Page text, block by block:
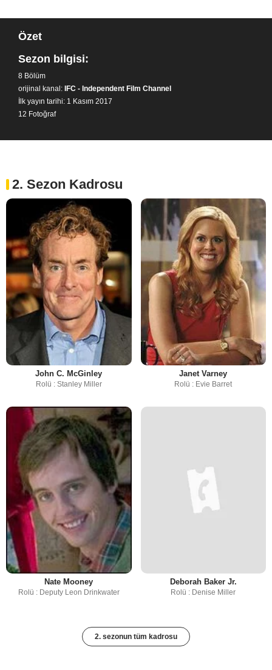
Özet
Sezon bilgisi:
8 Bölüm
orijinal kanal: IFC - Independent Film Channel
İlk yayın tarihi: 1 Kasım 2017
12 Fotoğraf
2. Sezon Kadrosu
John C. McGinley
Rolü : Stanley Miller
Janet Varney
Rolü : Evie Barret
Nate Mooney
Rolü : Deputy Leon Drinkwater
Deborah Baker Jr.
Rolü : Denise Miller
2. sezonun tüm kadrosu